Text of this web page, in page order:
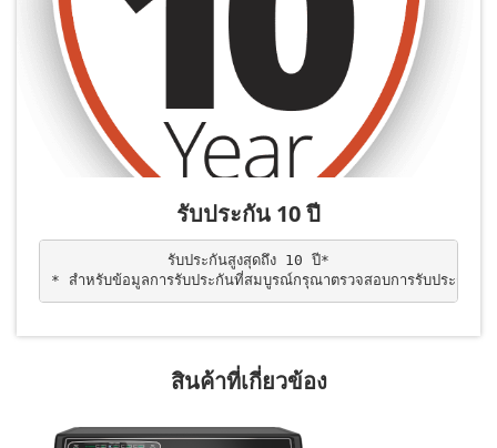
รับประกัน 10 ปี
รับประกันสูงสุดถึง 10 ปี*
* สำหรับข้อมูลการรับประกันที่สมบูรณ์กรุณาตรวจสอบการรับประกันข
สินค้าที่เกี่ยวข้อง